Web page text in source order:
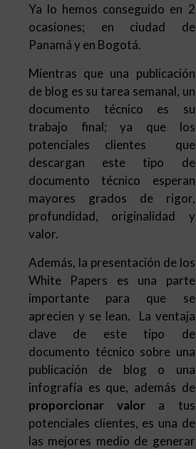
Ya lo hemos conseguido en 2
ocasiones; en ciudad de
Panamá y en Bogotá.
Mientras que una publicación
de blog es su tarea semanal, un
documento técnico es su
trabajo final; ya que los
potenciales clientes que
descargan este tipo de
documento técnico esperan
mayores grados de rigor,
profundidad, originalidad y
valor.
Además, la presentación de los
White Papers es una parte
importante para que se
aprecien y se lean. La ventaja
clave de este tipo de
documento técnico sobre una
publicación de blog o una
infografía es que, además de
proporcionar valor a tus
potenciales clientes, es una de
las mejores medio de generar